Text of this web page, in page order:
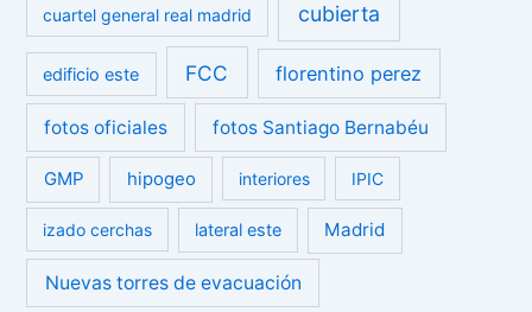
cuartel general real madrid cubierta
edificio este FCC florentino perez
fotos oficiales fotos Santiago Bernabéu
GMP hipogeo interiores IPIC
izado cerchas lateral este Madrid
Nuevas torres de evacuación